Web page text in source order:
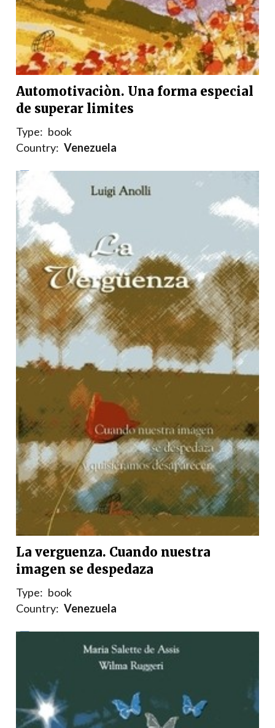
Automotivaciòn. Una forma especial
de superar limites
Type: book
Country: Venezuela
La verguenza. Cuando nuestra
imagen se despedaza
Type: book
Country: Venezuela